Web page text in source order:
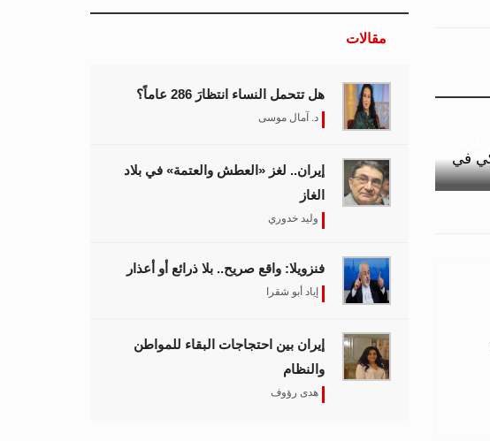
مقالات
هل تتحمل النساء انتظارَ 286 عاماً؟
د. آمال موسى
إيران.. لغز «العطش والعتمة» في بلاد
الغاز
وليد خدوري
فنزويلا: واقع صريح.. بلا ذرائع أو أعذار
إياد أبو شقرا
إيران بين احتجاجات البقاء للمواطن
والنظام
هدى رؤوف